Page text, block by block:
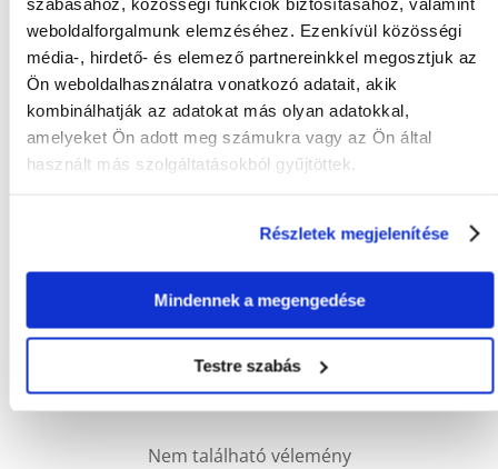
weboldalforgalmunk elemzéséhez. Ezenkívül közösségi
média-, hirdető- és elemező partnereinkkel megosztjuk az
Ön weboldalhasználatra vonatkozó adatait, akik
kombinálhatják az adatokat más olyan adatokkal,
amelyeket Ön adott meg számukra vagy az Ön által
használt más szolgáltatásokból gyűjtöttek.
Részletek megjelenítése
Mindennek a megengedése
Testre szabás
FAJTA: Pálcák
Tulajdonságok
CSOMAG SÚLYA
(KG):
0.37
GYÁRTÓ: TETRA
megvásárolták ezt a terméket. A csillagok által adott értékelés
az összes értékelés átlaga. A felülvizsgálat moderálása után
Nem található vélemény